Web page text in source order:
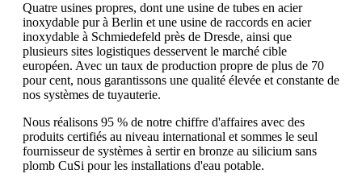
Quatre usines propres, dont une usine de tubes en acier
inoxydable pur à Berlin et une usine de raccords en acier
inoxydable à Schmiedefeld près de Dresde, ainsi que
plusieurs sites logistiques desservent le marché cible
européen. Avec un taux de production propre de plus de 70
pour cent, nous garantissons une qualité élevée et constante de
nos systèmes de tuyauterie.
Nous réalisons 95 % de notre chiffre d'affaires avec des
produits certifiés au niveau international et sommes le seul
fournisseur de systèmes à sertir en bronze au silicium sans
plomb CuSi pour les installations d'eau potable.